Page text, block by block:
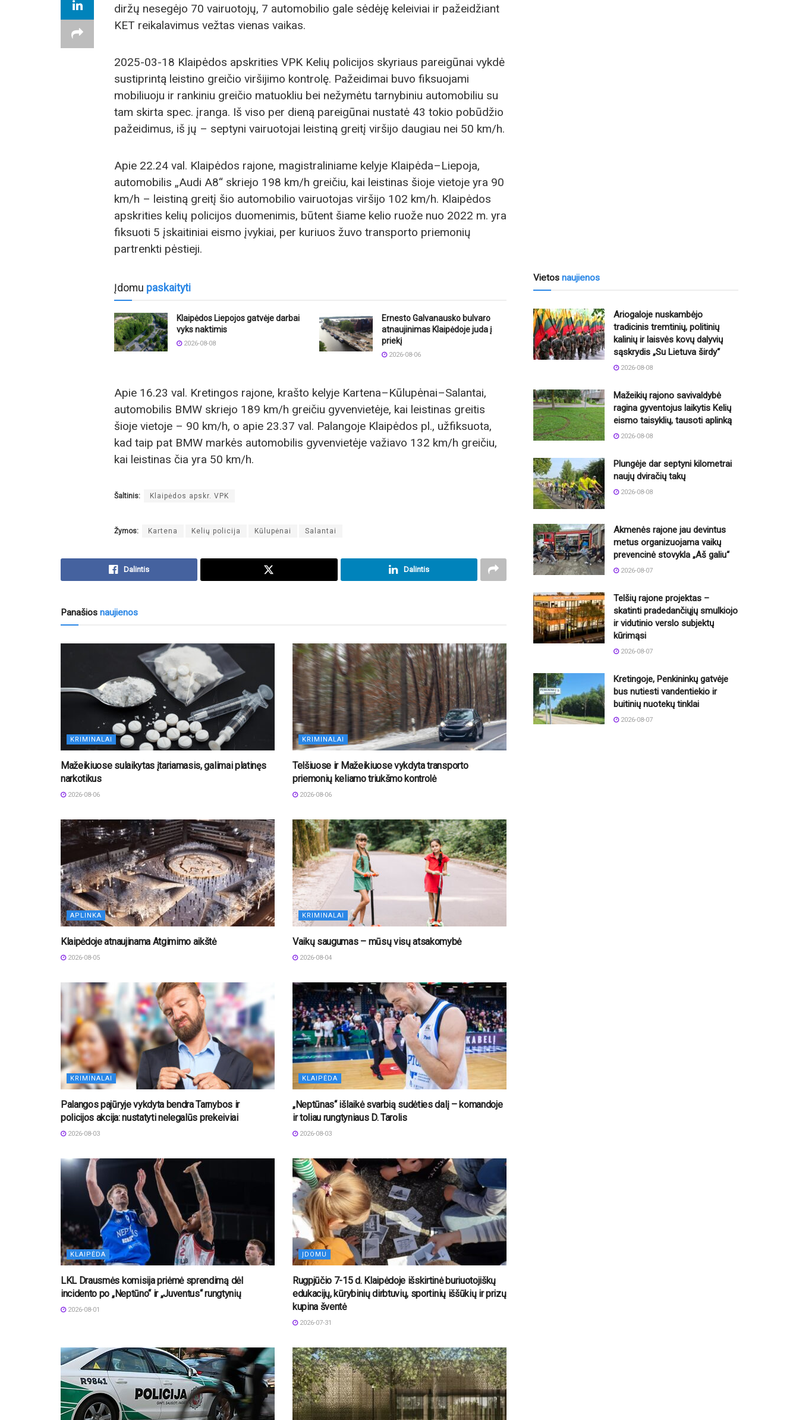
diržų nesegėjo 70 vairuotojų, 7 automobilio gale sėdėję keleiviai ir pažeidžiant
KET reikalavimus vežtas vienas vaikas.
2025-03-18 Klaipėdos apskrities VPK Kelių policijos skyriaus pareigūnai vykdė
sustiprintą leistino greičio viršijimo kontrolę. Pažeidimai buvo fiksuojami
mobiliuoju ir rankiniu greičio matuokliu bei nežymėtu tarnybiniu automobiliu su
tam skirta spec. įranga. Iš viso per dieną pareigūnai nustatė 43 tokio pobūdžio
pažeidimus, iš jų – septyni vairuotojai leistiną greitį viršijo daugiau nei 50 km/h.
Apie 22.24 val. Klaipėdos rajone, magistraliniame kelyje Klaipėda–Liepoja,
automobilis „Audi A8“ skriejo 198 km/h greičiu, kai leistinas šioje vietoje yra 90
km/h – leistiną greitį šio automobilio vairuotojas viršijo 102 km/h. Klaipėdos
apskrities kelių policijos duomenimis, būtent šiame kelio ruože nuo 2022 m. yra
fiksuoti 5 įskaitiniai eismo įvykiai, per kuriuos žuvo transporto priemonių
partrenkti pėstieji.
Įdomu paskaityti
Klaipėdos Liepojos gatvėje darbai
vyks naktimis
2026-08-08
Ernesto Galvanausko bulvaro
atnaujinimas Klaipėdoje juda į
priekį
2026-08-06
Apie 16.23 val. Kretingos rajone, krašto kelyje Kartena–Kūlupėnai–Salantai,
automobilis BMW skriejo 189 km/h greičiu gyvenvietėje, kai leistinas greitis
šioje vietoje – 90 km/h, o apie 23.37 val. Palangoje Klaipėdos pl., užfiksuota,
kad taip pat BMW markės automobilis gyvenvietėje važiavo 132 km/h greičiu,
kai leistinas čia yra 50 km/h.
Šaltinis: Klaipėdos apskr. VPK
Žymos: Kartena Kelių policija Kūlupėnai Salantai
Dalintis Dalintis
Panašios naujienos
KRIMINALAI
Mažeikiuose sulaikytas įtariamasis, galimai platinęs
narkotikus
2026-08-06
KRIMINALAI
Telšiuose ir Mažeikiuose vykdyta transporto
priemonių keliamo triukšmo kontrolė
2026-08-06
APLINKA
Klaipėdoje atnaujinama Atgimimo aikštė
2026-08-05
KRIMINALAI
Vaikų saugumas – mūsų visų atsakomybė
2026-08-04
KRIMINALAI
Palangos pajūryje vykdyta bendra Tarnybos ir
policijos akcija: nustatyti nelegalūs prekeiviai
2026-08-03
KLAIPĖDA
„Neptūnas“ išlaikė svarbią sudėties dalį – komandoje
ir toliau rungtyniaus D. Tarolis
2026-08-03
KLAIPĖDA
LKL Drausmės komisija priėmė sprendimą dėl
incidento po „Neptūno“ ir „Juventus“ rungtynių
2026-08-01
ĮDOMU
Rugpjūčio 7-15 d. Klaipėdoje išskirtinė buriuotojiškų
edukacijų, kūrybinių dirbtuvių, sportinių iššūkių ir prizų
kupina šventė
2026-07-31
Vietos naujienos
Ariogaloje nuskambėjo
tradicinis tremtinių, politinių
kalinių ir laisvės kovų dalyvių
sąskrydis „Su Lietuva širdy“
2026-08-08
Mažeikių rajono savivaldybė
ragina gyventojus laikytis Kelių
eismo taisyklių, tausoti aplinką
2026-08-08
Plungėje dar septyni kilometrai
naujų dviračių takų
2026-08-08
Akmenės rajone jau devintus
metus organizuojama vaikų
prevencinė stovykla „Aš galiu“
2026-08-07
Telšių rajone projektas –
skatinti pradedančiųjų smulkiojo
ir vidutinio verslo subjektų
kūrimąsi
2026-08-07
Kretingoje, Penkininkų gatvėje
bus nutiesti vandentiekio ir
buitinių nuotekų tinklai
2026-08-07